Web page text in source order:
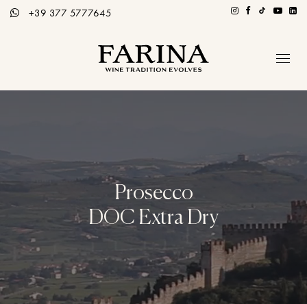
+39 377 5777645
Storie di Vino
Contatti
Ita / Eng
PRENOTA TOUR
Prosecco
DOC Extra Dry